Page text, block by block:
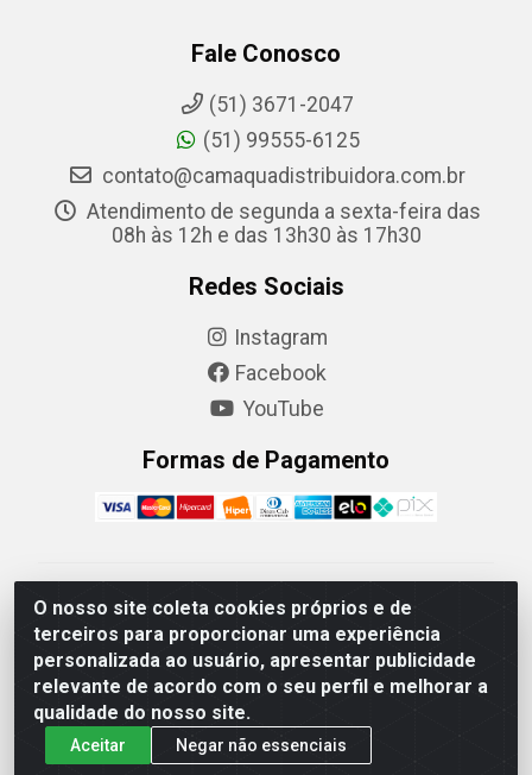
O nosso site coleta cookies próprios e de
terceiros para proporcionar uma experiência
personalizada ao usuário, apresentar publicidade
relevante de acordo com o seu perfil e melhorar a
qualidade do nosso site.
Aceitar
Negar não essenciais
Fale Conosco
(51) 3671-2047
(51) 99555-6125
contato@camaquadistribuidora.com.br
Atendimento de segunda a sexta-feira das
08h às 12h e das 13h30 às 17h30
Redes Sociais
Instagram
Facebook
YouTube
Formas de Pagamento
Camaquã Distribuidora Ltda - Avenida Conego Luiz W
Hanquet, 1001 - Parque Residencial do Arroio Duro,
Camaquã/RS - CEP 96.789-102 - CNPJ
07.061.124/0001-26